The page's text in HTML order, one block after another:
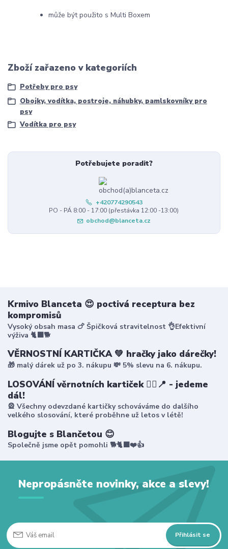
může být použito s Multi Boxem
Zboží zařazeno v kategoriích
Potřeby pro psy
Obojky, vodítka, postroje, náhubky, pamlskovníky pro
psy
Vodítka pro psy
Potřebujete poradit?
+420774290543
PO - PÁ 8:00 - 17:00 (přestávka 12:00 -13:00)
obchod@blanceta.cz
Krmivo Blanceta 😍 poctivá receptura bez
kompromisů
Vysoký obsah masa 🍗 Špičková stravitelnost 👌Efektivní
výživa 🐈‍⬛🐕
VĚRNOSTNÍ KARTIČKA 💚 hračky jako dárečky!
🎁 malý dárek už po 3. nákupu 💸 5% slevu na 6. nákupu.
LOSOVÁNÍ věrnotních kartiček 🤸‍♀️📍 - jedeme
dál!
🎡 Všechny odevzdané kartičky schováváme do dalšího
velkého slosování, které proběhne už letos v létě!
Blogujte s Blančetou 😊
Společně jsme opět pomohli 🐕🐈‍⬛❤️👍
Nepropásněte novinky, akce a slevy!
Přihlásit se